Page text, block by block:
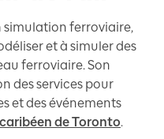
simulation ferroviaire,
et à simuler des
ferroviaire. Son
des services pour
et des événements
de Toronto.